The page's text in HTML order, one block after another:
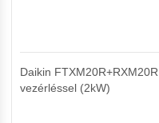
Daikin
vezérléssel (2kW)